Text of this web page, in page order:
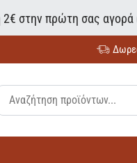
στην πρώτη σας αγορά